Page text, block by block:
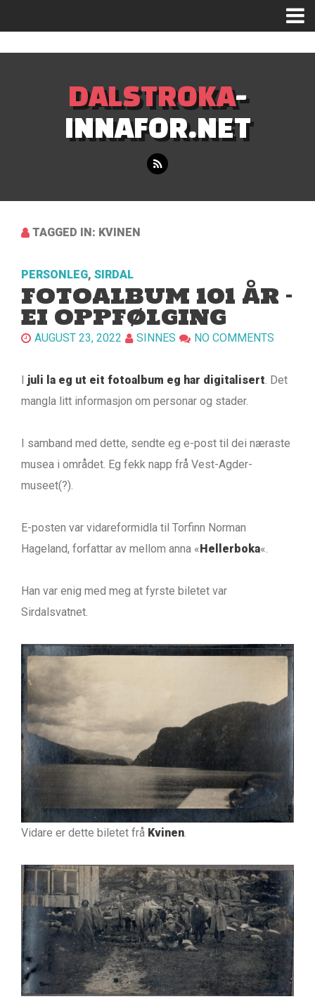
DALSTROKA-
INNAFOR.NET
TAGGED IN: KVINEN
PERSONLEG, SIRDAL
FOTOALBUM 101 ÅR –
EI OPPFØLGING
AUGUST 23, 2022 SINNES NO COMMENTS
I juli la eg ut eit fotoalbum eg har digitalisert. Det
mangla litt informasjon om personar og stader.
I samband med dette, sendte eg e-post til dei næraste
musea i området. Eg fekk napp frå Vest-Agder-
museet(?).
E-posten var vidareformidla til Torfinn Norman
Hageland, forfattar av mellom anna «Hellerboka«.
Han var enig med meg at fyrste biletet var
Sirdalsvatnet.
Vidare er dette biletet frå Kvinen.